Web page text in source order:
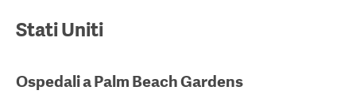
Stati Uniti
Ospedali aPalm Beach Gardens